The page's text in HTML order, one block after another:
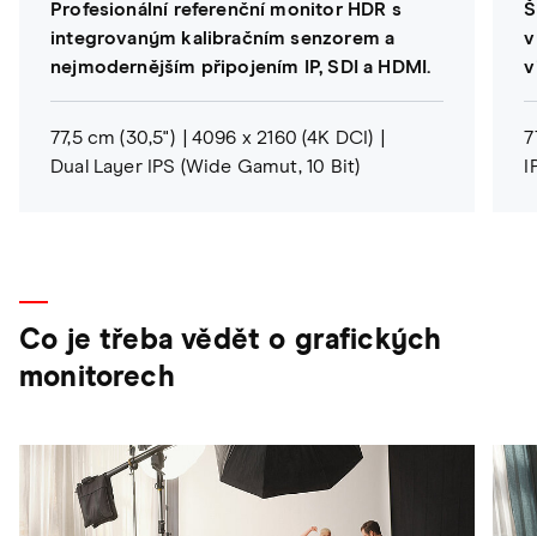
Profesionální referenční monitor HDR s
integrovaným kalibračním senzorem a
nejmodernějším připojením IP, SDI a HDMI.
77,5 cm (30,5")
4096 x 2160 (4K DCI)
Dual Layer IPS (Wide Gamut, 10 Bit)
Co je třeba vědět o grafických
monitorech